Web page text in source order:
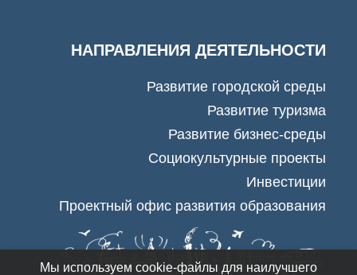
НАПРАВЛЕНИЯ ДЕЯТЕЛЬНОСТИ
Развитие городской среды
Развитие туризма
Развитие бизнес-среды
Социокультурные проекты
Инвестиции
Проектный офис развития образования
Мы используем cookie-файлы для наилучшего